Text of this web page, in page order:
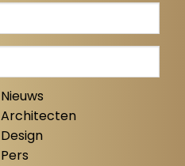
Nieuws
Architecten
Design
Pers